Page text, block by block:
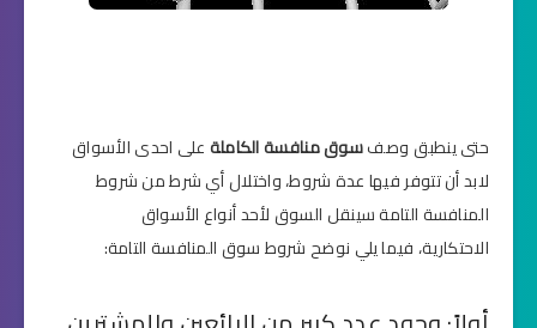
حتى ينطبق وصفسوق منافسة الكاملةعلى احدى الأسواق
لابد أن تتوفر فيها عدة شروط، واختلال أي شرط منشروط
المنافسة التامةسينقل السوق لأحد أنواع الأسواق
الاحتكارية، فيما يلي نوضح شروط سوق المنافسة التامة: